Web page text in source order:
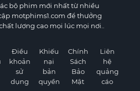
bộ phim mới nhất từ nhiều
motphims1.com để thưởng
lượng cao mọi lúc mọi nơi..
Điều
khoản
sử
dụng
Khiếu
nại
bản
quyền
Chính
Sách
Bảo
Mật
Liên
hệ
quảng
cáo